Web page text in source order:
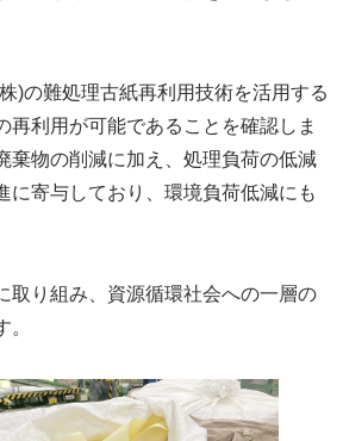
)の難処理古紙再利用技術を活用する
再利用が可能であることを確認しま
棄物の削減に加え、処理負荷の低減
に寄与しており、環境負荷低減にも
取り組み、資源循環社会への一層の